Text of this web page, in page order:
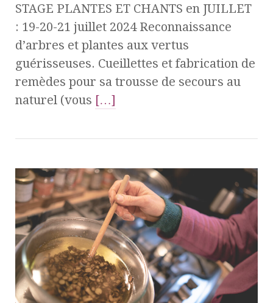
STAGE PLANTES ET CHANTS en JUILLET
: 19-20-21 juillet 2024 Reconnaissance
d’arbres et plantes aux vertus
guérisseuses. Cueillettes et fabrication de
remèdes pour sa trousse de secours au
naturel (vous […]